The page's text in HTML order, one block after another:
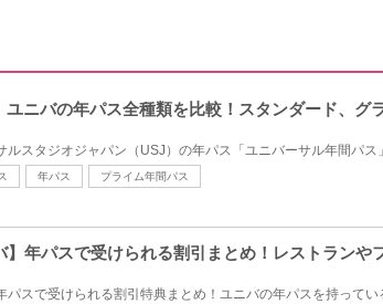
ユニバの年パス全種類を比較！スタンダード、
ルスタジオジャパン（USJ）の年パス「ユニバーサル年間パ
年パス プライム年間パス
】年パスで受けられる割引まとめ！レストラン
パスで受けられる割引特典まとめ！ユニバの年パスを持って